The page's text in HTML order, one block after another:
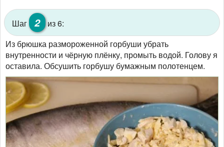
Шаг 2
из 6:
Из брюшка размороженной горбуши убрать
внутренности и чёрную плёнку, промыть водой. Голову я
оставила. Обсушить горбушу бумажным полотенцем.